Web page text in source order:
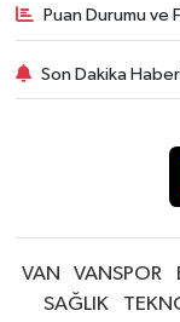
Puan Durumu ve
Son Dakika
VAN VANSPOR
SAĞLIK